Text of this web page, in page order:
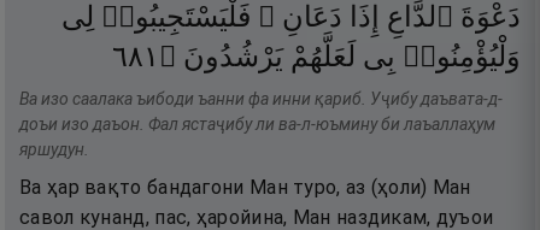
دَعْوَةَ ٱلدَّاعِ إِذَا دَعَانِ ۖ فَلْيَسْتَجِيبُوا۟ لِى
وَلْيُؤْمِنُوا۟ بِى لَعَلَّهُمْ يَرْشُدُونَ ۝ ١٨٦
Ва изо саалака ъибоди ъанни фа инни қариб. Уҷибу даъвата-д-
доъи изо даъон. Фал ястаҷибу ли ва-л-юъмину би лаъаллаҳум
яршудун.
Ва ҳар вақто бандагони Ман туро, аз (ҳоли) Ман
савол кунанд, пас, ҳаройина, Ман наздикам, дуъои